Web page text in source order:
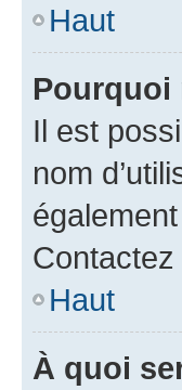
Haut
Pourquoi
Il est
nom
Haut
À quoi